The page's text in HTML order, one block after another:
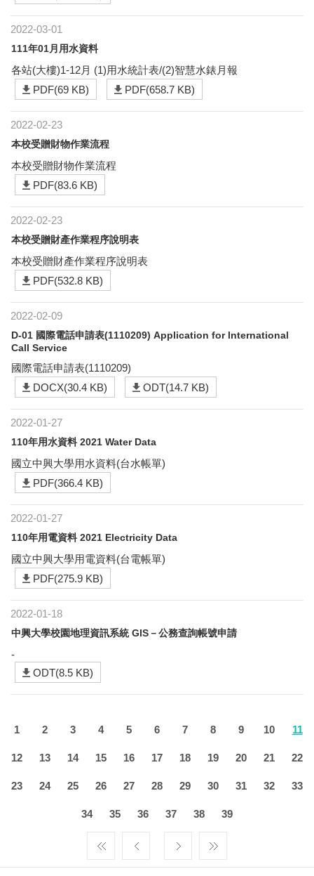
2022-03-01
111年01月用水資料
各站(大樓)1-12月 (1)用水統計表/(2)智慧水錶月報
PDF(69 KB)
PDF(658.7 KB)
2022-02-23
本校受贈財物作業流程
本校受贈財物作業流程
PDF(83.6 KB)
2022-02-23
本校受贈財產作業程序說明表
本校受贈財產作業程序說明表
PDF(532.8 KB)
2022-02-09
D-01 國際電話申請表(1110209) Application for International
Call Service
國際電話申請表(1110209)
DOCX(30.4 KB)
ODT(14.7 KB)
2022-01-27
110年用水資料 2021 Water Data
國立中興大學用水資料(台水帳單)
PDF(366.4 KB)
2022-01-27
110年用電資料 2021 Electricity Data
國立中興大學用電資料(台電帳單)
PDF(275.9 KB)
2022-01-18
中興大學校園地理資訊系統 GIS－公務查詢帳號申請
-
ODT(8.5 KB)
1 2 3 4 5 6 7 8 9 10 11
12 13 14 15 16 17 18 19 20 21 22
23 24 25 26 27 28 29 30 31 32 33
34 35 36 37 38 39